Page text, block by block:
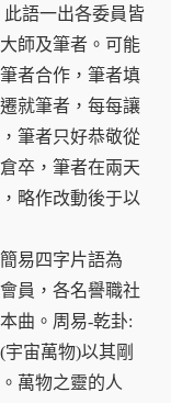
語一出各委員皆
師及筆者。可能
者合作，筆者填
就筆者，每每讓
筆者只好恭敬從
卒，筆者在兩天
略作改動後于以
易四字片語為
員，各名譽職社
曲。周易-乾卦:
宇宙萬物)以其剛
萬物之靈的人